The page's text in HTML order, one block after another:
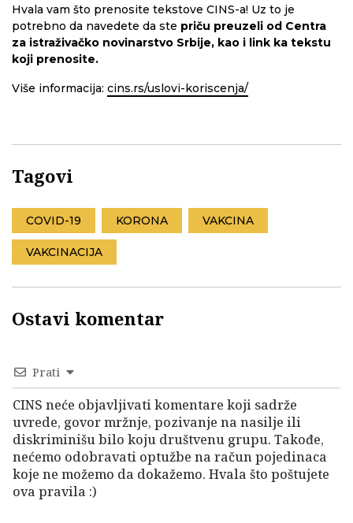
Hvala vam što prenosite tekstove CINS-a! Uz to je
potrebno da navedete da ste priču preuzeli od Centra
za istraživačko novinarstvo Srbije, kao i link ka tekstu
koji prenosite.
Više informacija: cins.rs/uslovi-koriscenja/
Tagovi
COVID-19 KORONA VAKCINA
VAKCINACIJA
Ostavi komentar
Prati
CINS neće objavljivati komentare koji sadrže
uvrede, govor mržnje, pozivanje na nasilje ili
diskriminišu bilo koju društvenu grupu. Takođe,
nećemo odobravati optužbe na račun pojedinaca
koje ne možemo da dokažemo. Hvala što poštujete
ova pravila :)